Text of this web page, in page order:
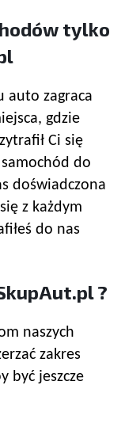
tylko
auto zagraca
gdzie
Ci się
do
doświadczona
z każdym
do nas
?
naszych
zakres
być jeszcze